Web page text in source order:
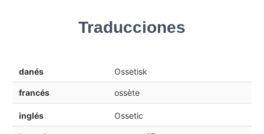
Traducciones
danés Ossetisk
francés ossète
inglés Ossetic